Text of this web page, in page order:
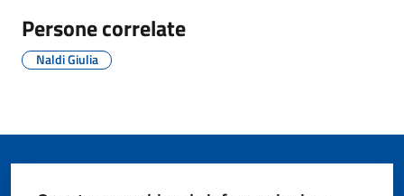
Amministrazione
l
Persone correlate
Naldi Giulia